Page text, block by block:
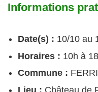
Informations
Date(s) : 10/10 au
Horaires : 10h à
Commune :
Lieu : Château de